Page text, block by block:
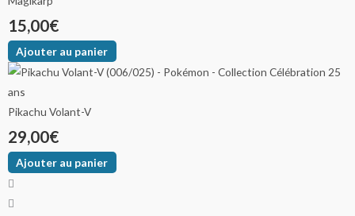
15,00€
Ajouter au panier
Pikachu Volant-V
29,00€
Ajouter au panier